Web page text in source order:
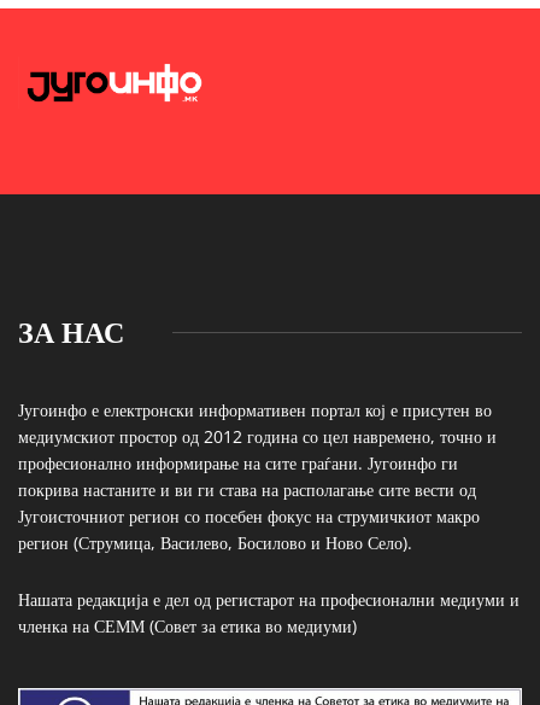
ЗА НАС
Југоинфо е електронски информативен портал кој е присутен во
медиумскиот простор од 2012 година со цел навремено, точно и
професионално информирање на сите граѓани. Југоинфо ги
покрива настаните и ви ги става на располагање сите вести од
Југоисточниот регион со посебен фокус на струмичкиот макро
регион (Струмица, Василево, Босилово и Ново Село).
Нашата редакција е дел од регистарот на професионални медиуми и
членка на СЕММ (Совет за етика во медиуми)